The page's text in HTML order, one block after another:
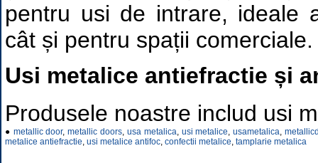
pentru usi de intrare, ideale
cât și pentru spații comerciale.
Usi metalice antiefractie și
Produsele noastre includ usi
● metallic door,metallic doors, usa metalica, usi metalice,usametalica,
metalice antiefractie, usi metalice antifoc, confectii metalice, tamplarie metalica